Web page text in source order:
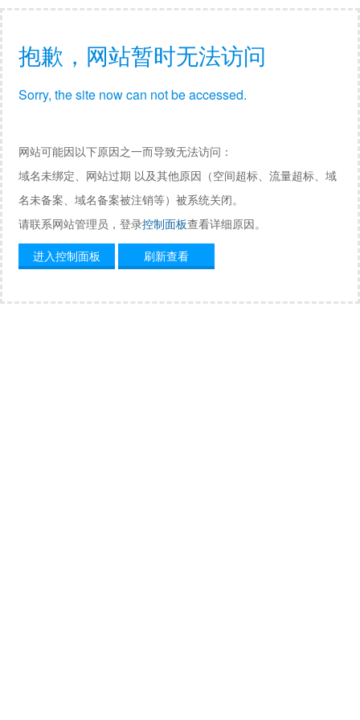
抱歉，网站暂时无法访问
Sorry, the site now can not be accessed.
网站可能因以下原因之一而导致无法访问：
域名未绑定、网站过期 以及其他原因（空间超标、流量超标、域
名未备案、域名备案被注销等）被系统关闭。
请联系网站管理员，登录控制面板查看详细原因。
进入控制面板
刷新查看